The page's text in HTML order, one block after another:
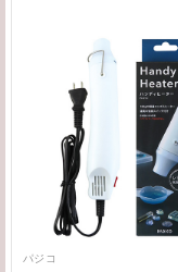
パジコ